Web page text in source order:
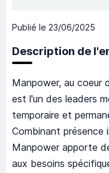
Publié le 23/06/2025
Description de
Manpower, au coeur
est l'un des leaders
temporaire et
Combinant
Manpower apporte
aux besoins